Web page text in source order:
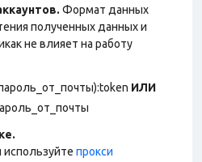
Формат данных
полученных данных и
не влияет на работу
ИЛИ
используйте прокси